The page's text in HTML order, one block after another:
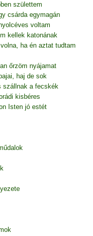
születtem
csárda egymagán
voltam
kellek katonának
ha én aztat tudtam
őrzöm nyájamat
haj de sok
szállnak a fecskék
kisbéres
Isten jó estét